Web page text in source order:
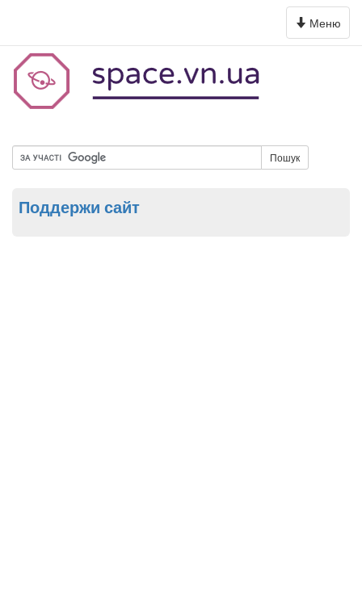
Toggle
navigation
Меню
Пошук
Поддержи сайт